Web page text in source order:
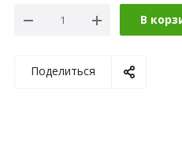
В
Поделиться